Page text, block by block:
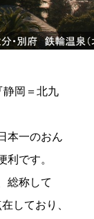
静岡＝北九
本一のおん
利です。
総称して
しており、